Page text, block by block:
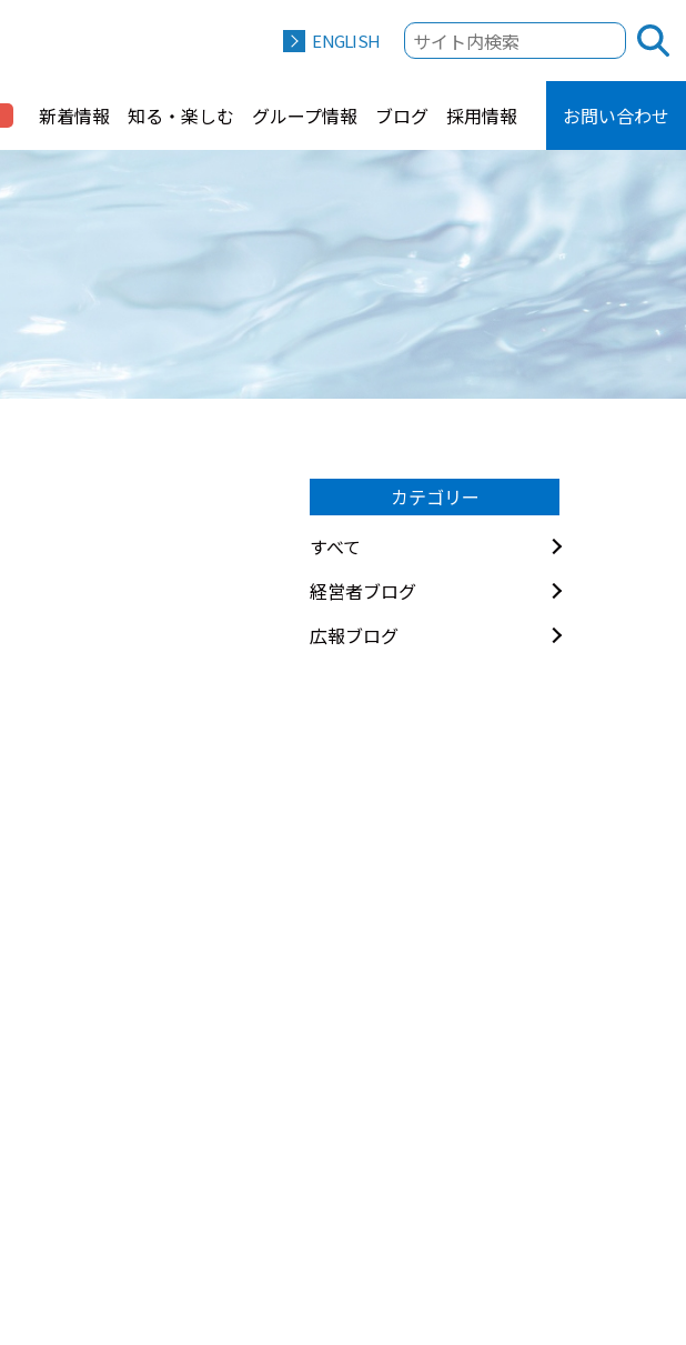
ENGLISH
新着情報 知る・楽しむ グループ情報 ブログ 採用情報 お問い合わせ
カテゴリー
すべて
経営者ブログ
広報ブログ